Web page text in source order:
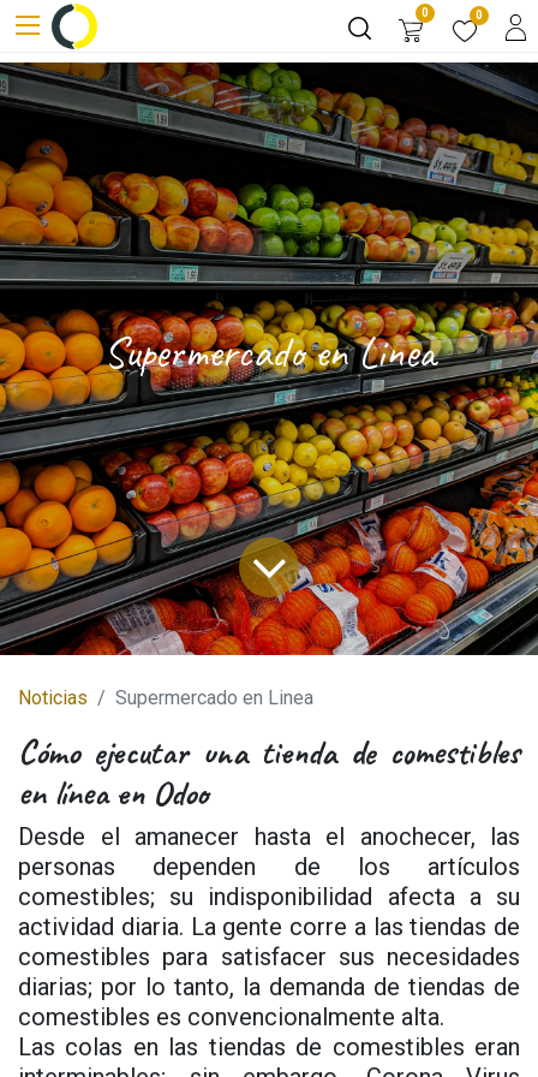
0 0
Supermercado en Linea
Noticias Supermercado en Linea
Cómo ejecutar una tienda de comestibles
en línea en Odoo
Desde el amanecer hasta el anochecer, las
personas dependen de los artículos
comestibles; su indisponibilidad afecta a su
actividad diaria. La gente corre a las tiendas de
comestibles para satisfacer sus necesidades
diarias; por lo tanto, la demanda de tiendas de
comestibles es convencionalmente alta.
Las colas en las tiendas de comestibles eran